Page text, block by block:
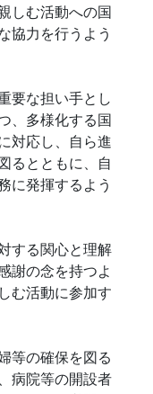
しむ活動への国
協力を行うよう
要な担い手とし
、多様化する国
対応し、自ら進
るとともに、自
に発揮するよう
する関心と理解
謝の念を持つよ
む活動に参加す
等の確保を図る
病院等の開設者